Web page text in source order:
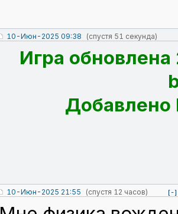
10-Июн-2025 09:38 (спустя 51 секунда)
Игра
Добавлено
10-Июн-2025 21:55 (спустя 12 часов) [-]